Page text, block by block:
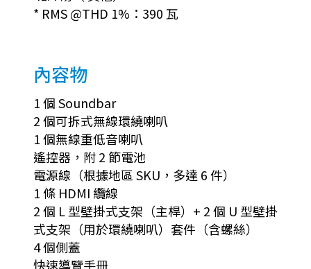
* RMS @THD 1%：390 瓦
內容物
1 個 Soundbar
2 個可拆式無線環繞喇叭
1 個無線重低音喇叭
遙控器，附 2 節電池
電源線（根據地區 SKU，多達 6 件）
1 條 HDMI 纜線
2 個 L 型壁掛式支架（主桿）+ 2 個 U 型壁掛
式支架（用於環繞喇叭）套件（含螺絲）
4 個側蓋
快速導覽手冊